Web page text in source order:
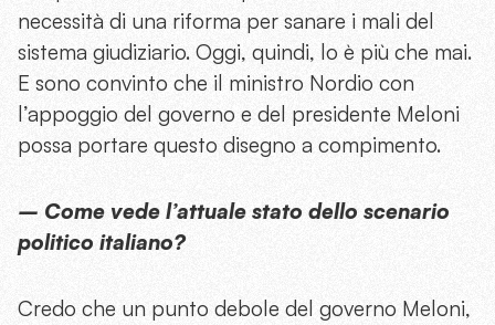
necessità di una riforma per sanare i mali del
sistema giudiziario. Oggi, quindi, lo è più che mai.
E sono convinto che il ministro Nordio con
l’appoggio del governo e del presidente Meloni
possa portare questo disegno a compimento.
– Come vede l’attuale stato dello scenario
politico italiano?
Credo che un punto debole del governo Meloni,